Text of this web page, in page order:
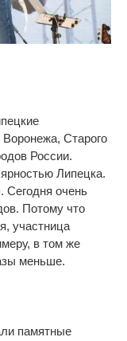
Воронежа, Старого
России.
Липецка.
Сегодня очень
Потому что
участница
в том же
меньше.
памятные